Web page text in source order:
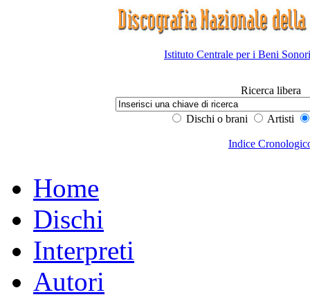
Istituto Centrale per i Beni
Ricerca libera
Dischi o brani Artisti
Indice
Home
Dischi
Interpreti
Autori